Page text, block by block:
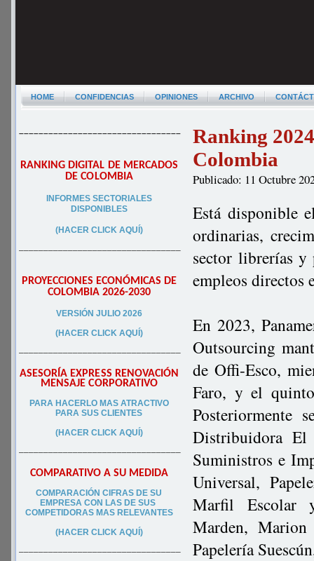
HOME CONFIDENCIAS OPINIONES ARCHIVO
–––––––––––––––––––––––––––––––––
RANKING DIGITAL DE MERCADOS
DE COLOMBIA
INFORMES SECTORIALES
DISPONIBLES
(HACER CLICK AQUÍ)
–––––––––––––––––––––––––––––––––
PROYECCIONES ECONÓMICAS DE
COLOMBIA 2026-2030
VERSIÓN JULIO 2026
(HACER CLICK AQUÍ)
–––––––––––––––––––––––––––––––––
ASESORÍA EXPRESS RENOVACIÓN
MENSAJE CORPORATIVO
PARA HACERLO MAS ATRACTIVO
PARA SUS CLIENTES
(HACER CLICK AQUÍ)
–––––––––––––––––––––––––––––––––
COMPARATIVO A SU MEDIDA
COMPARACIÓN CIFRAS DE SU
EMPRESA CON LAS DE SUS
COMPETIDORAS MAS RELEVANTES
(HACER CLICK AQUÍ)
–––––––––––––––––––––––––––––––––
Ranking
Colombia
Publicado: 11 Octubre
Está disponible
ordinarias,
sector librerías y
empleos directos
En 2023,
Outsourcing
de Offi-Esco,
Faro, y el
Posteriormente
Distribuidora El
Suministros e
Universal,
Marfil Escolar
Marden, Marion
Papelería